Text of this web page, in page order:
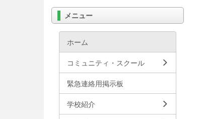
メニュー
ホーム
コミュニティ・スクール
緊急連絡用掲示板
学校紹介